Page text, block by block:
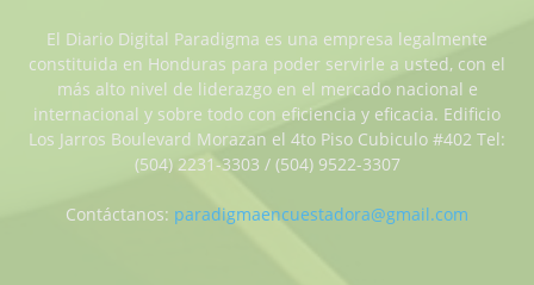
El Diario Digital Paradigma es una empresa legalmente
constituida en Honduras para poder servirle a usted, con el
más alto nivel de liderazgo en el mercado nacional e
internacional y sobre todo con eficiencia y eficacia. Edificio
Los Jarros Boulevard Morazan el 4to Piso Cubiculo #402 Tel:
(504) 2231-3303 / (504) 9522-3307
Contáctanos: paradigmaencuestadora@gmail.com